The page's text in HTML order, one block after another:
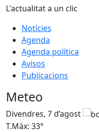
L'actualitat a un clic
Notícies
Agenda
Agenda política
Avisos
Publicacions
Meteo
Divendres, 7 d’agost
T.Màx: 33°